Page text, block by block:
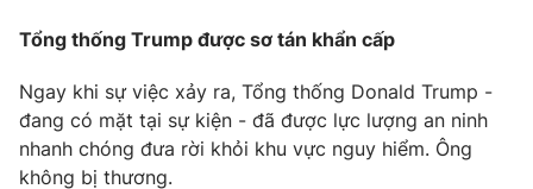
® Cấm sao chép dưới mọi hình thức nếu không có sự chấp
thuận bằng văn bản. Ghi rõ nguồn VTV.vn khi phát hành lại
thông tin từ website này.
Tổng thống Trump được sơ tán khẩn cấp
Ngay khi sự việc xảy ra, Tổng thống Donald Trump -
đang có mặt tại sự kiện - đã được lực lượng an ninh
nhanh chóng đưa rời khỏi khu vực nguy hiểm. Ông
không bị thương.